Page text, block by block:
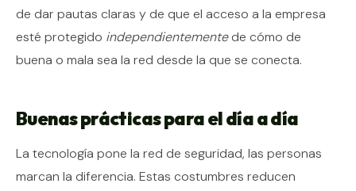
de dar pautas claras y de que el acceso a la empresa
esté protegido independientementede cómo de
buena o mala sea la red desde la que se conecta.
Buenas prácticas para el día a día
La tecnología pone la red de seguridad, las personas
marcan la diferencia. Estas costumbres reducen